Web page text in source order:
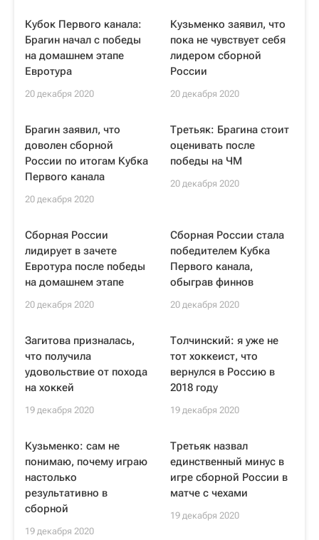
Кубок Первого канала:
Брагин начал с победы
на домашнем этапе
Евротура
20 декабря 2020
Кузьменко заявил, что
пока не чувствует себя
лидером сборной
России
20 декабря 2020
Брагин заявил, что
доволен сборной
России по итогам Кубка
Первого канала
20 декабря 2020
Третьяк: Брагина стоит
оценивать после
победы на ЧМ
20 декабря 2020
Сборная России
лидирует в зачете
Евротура после победы
на домашнем этапе
20 декабря 2020
Сборная России стала
победителем Кубка
Первого канала,
обыграв финнов
20 декабря 2020
Загитова призналась,
что получила
удовольствие от похода
на хоккей
19 декабря 2020
Толчинский: я уже не
тот хоккеист, что
вернулся в Россию в
2018 году
19 декабря 2020
Кузьменко: сам не
понимаю, почему играю
настолько
результативно в
сборной
19 декабря 2020
Третьяк назвал
единственный минус в
игре сборной России в
матче с чехами
19 декабря 2020